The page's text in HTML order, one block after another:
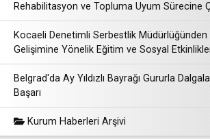
Rehabilitasyon ve Topluma Uyum Sürecine
Kocaeli Denetimli Serbestlik Müdürlüğünden
Gelişimine Yönelik Eğitim ve Sosyal
Belgrad'da Ay Yıldızlı Bayrağı Gururla
Başarı
Kurum Haberleri Arşivi